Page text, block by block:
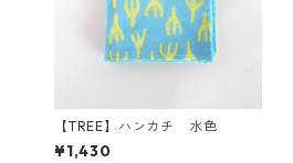
【TREE】ハンカチ 水色
¥1,430